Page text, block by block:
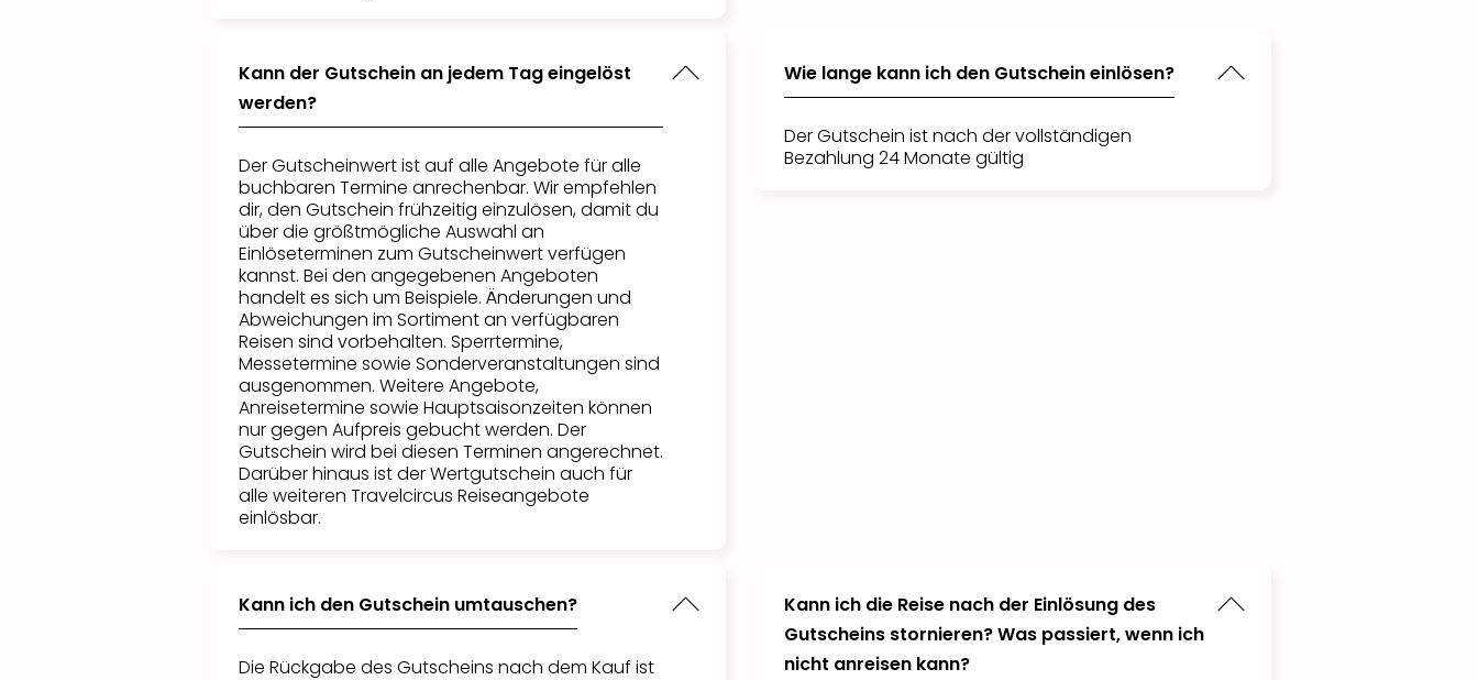
Kann der Gutschein an jedem Tag eingelöst
werden?
Der Gutscheinwert ist auf alle Angebote für alle
buchbaren Termine anrechenbar. Wir empfehlen
dir, den Gutschein frühzeitig einzulösen, damit du
über die größtmögliche Auswahl an
Einlöseterminen zum Gutscheinwert verfügen
kannst. Bei den angegebenen Angeboten
handelt es sich um Beispiele. Änderungen und
Abweichungen im Sortiment an verfügbaren
Reisen sind vorbehalten. Sperrtermine,
Messetermine sowie Sonderveranstaltungen sind
ausgenommen. Weitere Angebote,
Anreisetermine sowie Hauptsaisonzeiten können
nur gegen Aufpreis gebucht werden. Der
Gutschein wird bei diesen Terminen angerechnet.
Darüber hinaus ist der Wertgutschein auch für
alle weiteren Travelcircus Reiseangebote
einlösbar.
Wie lange kann ich den Gutschein einlösen?
Der Gutschein ist nach der vollständigen
Bezahlung 24 Monate gültig
Kann ich den Gutschein umtauschen?
Die Rückgabe des Gutscheins nach dem Kauf ist
Kann ich die Reise nach der Einlösung des
Gutscheins stornieren? Was passiert, wenn ich
nicht anreisen kann?